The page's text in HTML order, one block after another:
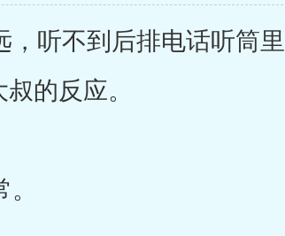
听不到后排电话听筒
的反应。